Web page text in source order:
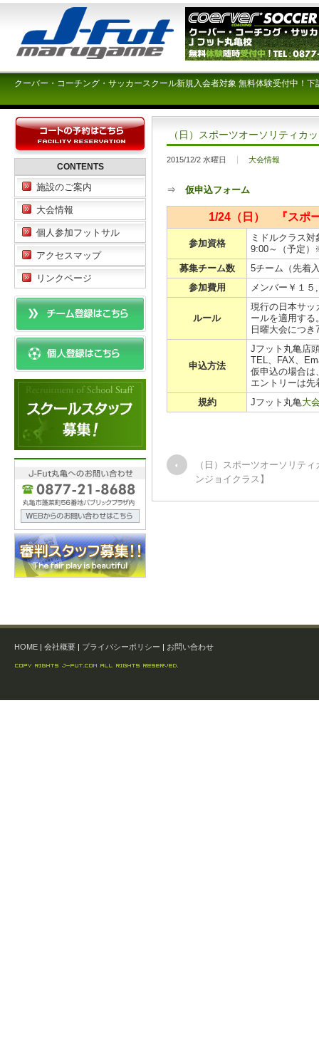
クーバー・コーチング・サッカースクール新規入会者対象 無料体験受付中！
（日）スポーツオーソリティカ
2015/12/2 水曜日 大会情報
⇒ 仮申込フォーム
1/24（日） 『スポ
参加資格
ミドルクラス
9:00～（予定
募集チーム数
5チーム（先着
参加費用
メンバー￥１
ルール
現行の日本サッ
ールを適用する
日曜大会につ
申込方法
Jフット丸亀店
TEL、FAX、
仮申込の場合は
エントリーは
規約
Jフット丸亀 大
（日）スポーツオーソリテ
ンジョイクラス】
CONTENTS
施設のご案内
大会情報
個人参加フットサル
アクセスマップ
リンクページ
HOME | 会社概要 | プライバシーポリシー | お問い合わせ